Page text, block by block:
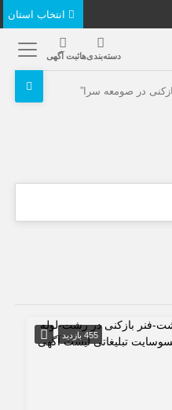
دسته‌بندی‌هاثبت آگهی
در صومعه سرا”
455 بازدید